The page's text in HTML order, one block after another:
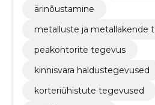
ärinõustamine
metalluste ja metallakende
peakontorite tegevus
kinnisvara haldustegevused
korteriühistute tegevused